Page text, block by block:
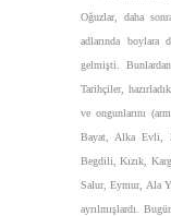
Oğuzlar, daha
adlarında boylara
gelmişti.
Tarihçiler,
ve ongunlarını
Bayat, Alka Evli,
Begdili, Kızık,
Salur, Eymur, Ala
ayrılmışlardı.